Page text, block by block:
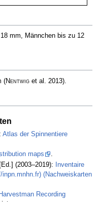
mm, Männchen bis zu 12
(Nentwiget al. 2013).
Atlas der Spinnentiere
maps
.
[Ed.] (2003–2019):
Inventaire
(Nachweiskarten
Recording